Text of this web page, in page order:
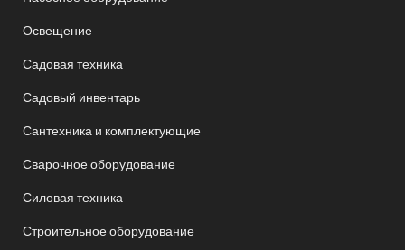
Освещение
Садовая техника
Садовый инвентарь
Сантехника и комплектующие
Сварочное оборудование
Силовая техника
Строительное оборудование